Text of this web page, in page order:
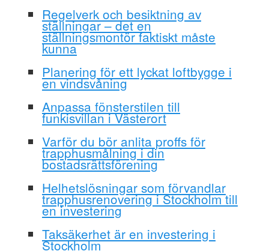
Regelverk och besiktning av
ställningar – det en
ställningsmontör faktiskt måste
kunna
Planering för ett lyckat loftbygge i
en vindsvåning
Anpassa fönsterstilen till
funkisvillan i Västerort
Varför du bör anlita proffs för
trapphusmålning i din
bostadsrättsförening
Helhetslösningar som förvandlar
trapphusrenovering i Stockholm till
en investering
Taksäkerhet är en investering i
Stockholm